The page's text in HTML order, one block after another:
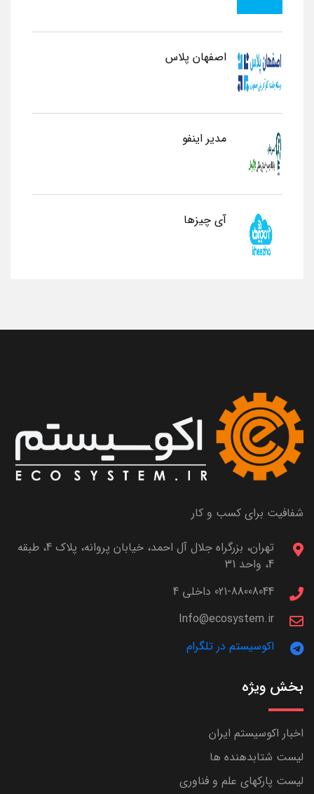
اصفهان پلاس
مدیر اینفو
آی چیزها
شفافیت برای کسب و کار
تهران، بزرگراه جلال آل احمد، خیابان پروانه، پلاک 4، طبقه
4، واحد 31
021-88008044 داخلی 4
Info@ecosystem.ir
اکوسیستم در تلگرام
بخش ویژه
اخبار اکوسیستم ایران
لیست شتابدهنده ها
لیست پارکهای علم و فناوری